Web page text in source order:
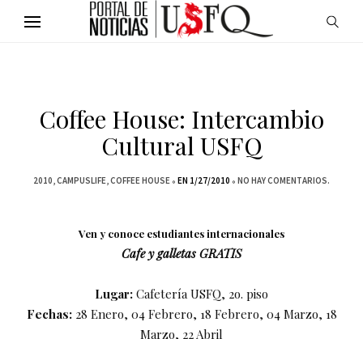
Coffee House: Intercambio
Cultural USFQ
2010 CAMPUSLIFE COFFEE HOUSE EN 1/27/2010 NO HAY COMENTARIOS.
Ven y conoce estudiantes internacionales
Cafe y galletas GRATIS
Lugar: Cafetería USFQ, 2o. piso
Fechas: 28 Enero, 04 Febrero, 18 Febrero, 04 Marzo, 18
Marzo, 22 Abril